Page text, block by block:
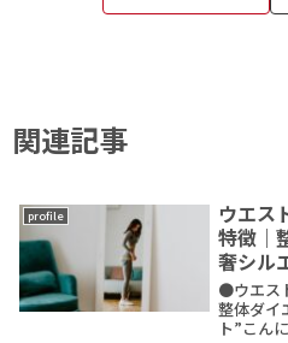
関連記事
profile
ウエス
特徴｜
奢シル
●ウエス
整体ダイ
ト”こん